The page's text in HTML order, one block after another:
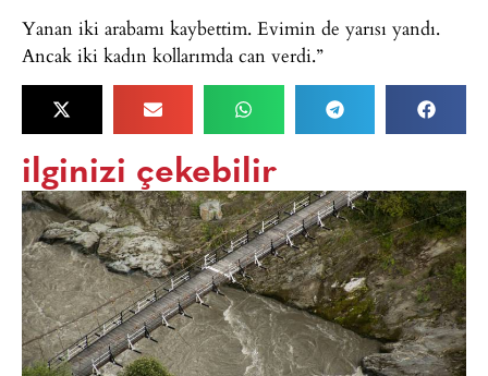
Yanan iki arabamı kaybettim. Evimin de yarısı yandı.
Ancak iki kadın kollarımda can verdi.”
ilginizi çekebilir